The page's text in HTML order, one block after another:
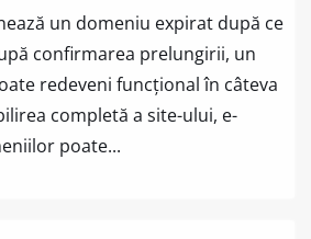
un domeniu expirat după ce
confirmarea prelungirii, un
redeveni funcțional în câteva
completă a site-ului, e-
poate...